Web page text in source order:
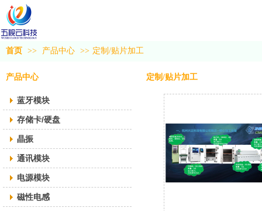
首页 >> 产品中心 >> 定制/贴片加工
产品中心
蓝牙模块
存储卡/硬盘
晶振
通讯模块
电源模块
磁性电感
定制/贴片加工